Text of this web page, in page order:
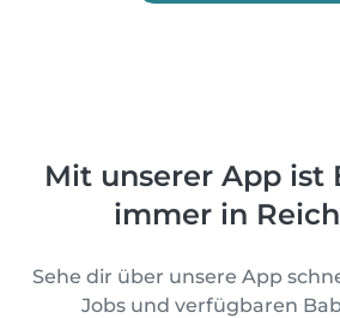
Mit unserer App ist
immer in
Sehe dir über unsere App
Jobs und verfügbaren